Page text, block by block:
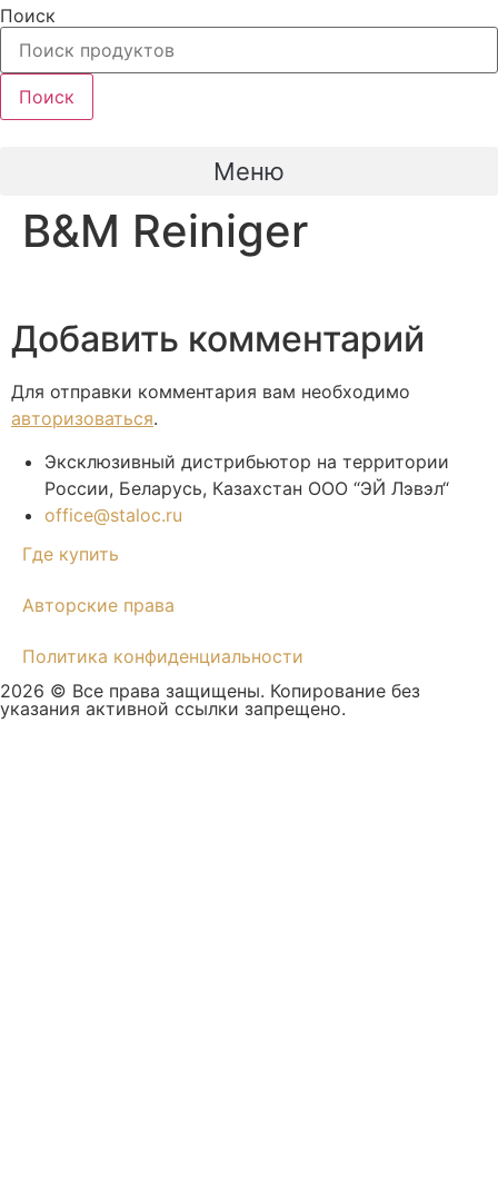
Перейти
содержимому
Поиск
Поиск
Меню
B&M Reiniger
Добавить комментарий
Для отправки комментария вам необходимо
авторизоваться.
Эксклюзивный дистрибьютор на территории
России, Беларусь, Казахстан ООО “ЭЙ Лэвэл“
office@staloc.ru
Где купить
Авторские права
Политика конфиденциальности
2026 © Все права защищены. Копирование без
указания активной ссылки запрещено.